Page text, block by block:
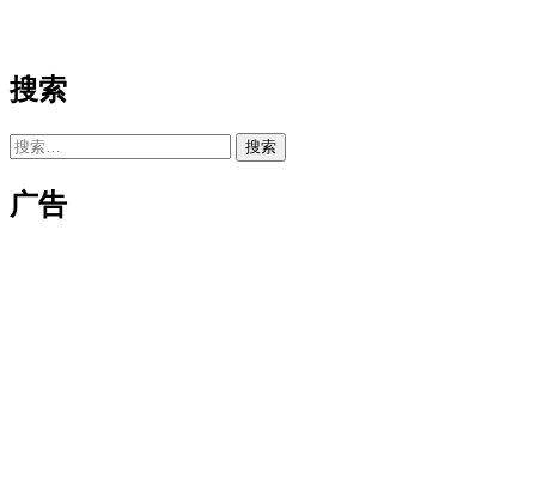
搜索
搜
广告